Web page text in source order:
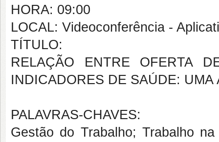
HORA: 09:00
LOCAL: Videoconferência -
TÍTULO:
RELAÇÃO ENTRE OFERTA
INDICADORES DE SAÚDE:
PALAVRAS-CHAVES:
Gestão do Trabalho; Trabalho